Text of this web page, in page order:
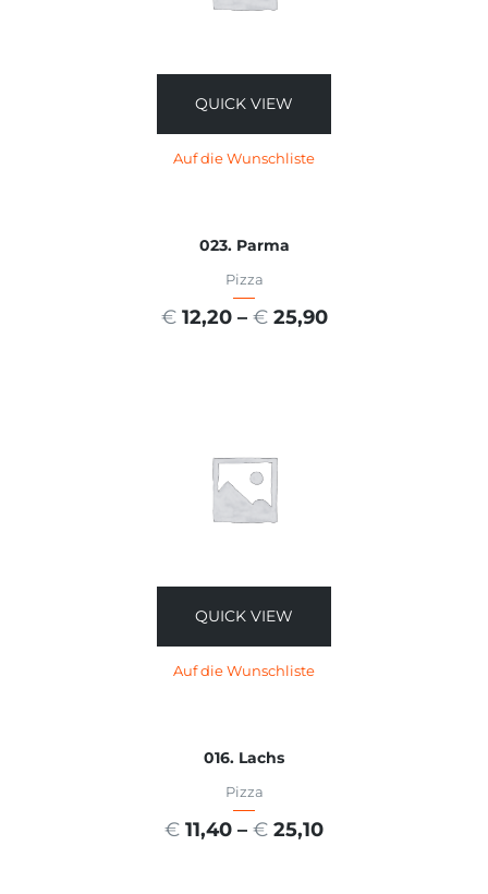
QUICK VIEW
Auf die Wunschliste
023. Parma
Pizza
€ 12,20 – € 25,90
QUICK VIEW
Auf die Wunschliste
016. Lachs
Pizza
€ 11,40 – € 25,10